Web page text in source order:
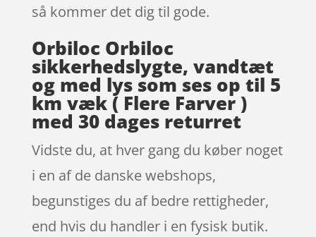
så kommer det dig til gode.
Orbiloc Orbiloc
sikkerhedslygte, vandtæt
og med lys som ses op til 5
km væk ( Flere Farver )
med 30 dages returret
Vidste du, at hver gang du køber noget
i en af de danske webshops,
begunstiges du af bedre rettigheder,
end hvis du handler i en fysisk butik.